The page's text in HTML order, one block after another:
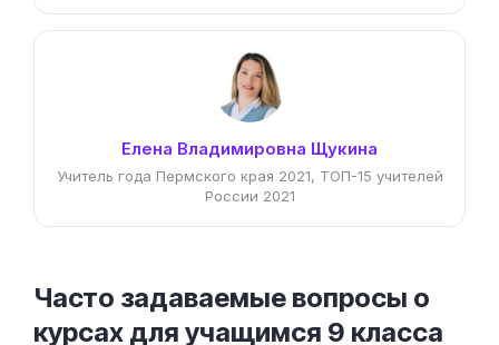
Елена Владимировна Щукина
Учитель года Пермского края 2021, ТОП-15 учителей
России 2021
Часто задаваемые вопросы о
курсах для учащимся 9 класса